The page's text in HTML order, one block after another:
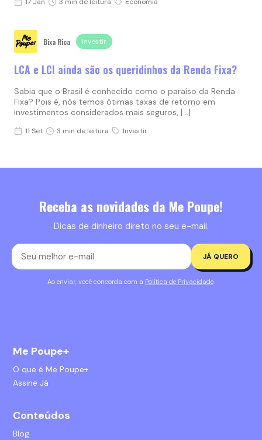
17 Jan 3 min de leitura Economia
Bixa Rica Investir
LCA e LCI ainda são os queridinhos da Renda Fixa?
Sabia que o Brasil é conhecido como o paraíso da Renda
Fixa? Pois é, nós temos ótimas taxas de retorno em
investimentos considerados mais seguros, […]
11 Set 3 min de leitura Investir
Receba as novidades da Me Poupe!
Dicas de dinheiro direto no seu e-mail.
JÁ QUERO
Ao enviar, você concorda com a Política de Privacidade.
Me Poupe+
O que é Me Poupe+
Assine Já
Conteúdos
Blog